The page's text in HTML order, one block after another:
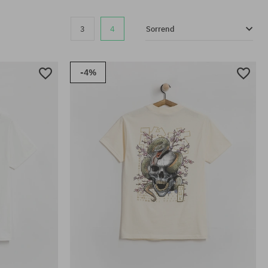
3 4 Sorrend
-4%